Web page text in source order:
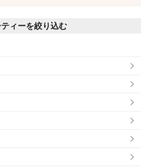
ィーを絞り込む